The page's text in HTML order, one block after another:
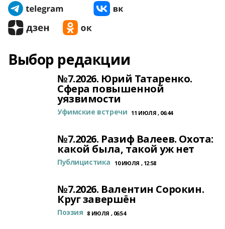
Выбор редакции
№7.2026. Юрий Татаренко.
Сфера повышенной
уязвимости
Уфимские встречи 11 ИЮЛЯ , 06:44
№7.2026. Разиф Валеев. Охота:
какой была, такой уж нет
Публицистика 10 ИЮЛЯ , 12:58
№7.2026. Валентин Сорокин.
Круг завершён
Поэзия 8 ИЮЛЯ , 06:54